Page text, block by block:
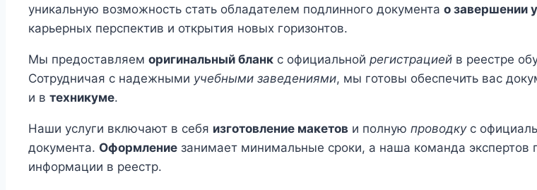
уникальную возможность стать обладателем подлинного документа о завершении
карьерных перспектив и открытия новых горизонтов.
Мы предоставляем оригинальный бланк с официальной регистрацией в реестре
Сотрудничая с надежными учебными заведениями, мы готовы обеспечить вас
и в техникуме.
Наши услуги включают в себя изготовление макетов и полную проводкус
документа. Оформление занимает минимальные сроки, а наша команда экспертов
информации в реестр.